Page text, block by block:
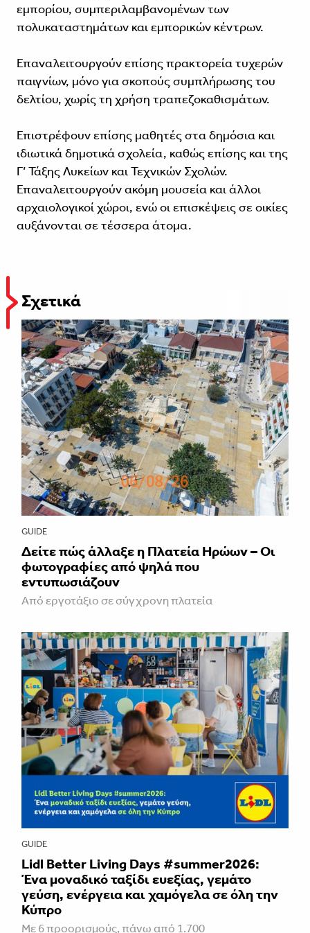
εμπορίου, συμπεριλαμβανομένων των
πολυκαταστημάτων και εμπορικών κέντρων.
Επαναλειτουργούν επίσης πρακτορεία τυχερών
παιγνίων, μόνο για σκοπούς συμπλήρωσης του
δελτίου, χωρίς τη χρήση τραπεζοκαθισμάτων.
Επιστρέφουν επίσης μαθητές στα δημόσια και
ιδιωτικά δημοτικά σχολεία, καθώς επίσης και της
Γ’ Τάξης Λυκείων και Τεχνικών Σχολών.
Επαναλειτουργούν ακόμη μουσεία και άλλοι
αρχαιολογικοί χώροι, ενώ οι επισκέψεις σε οικίες
αυξάνονται σε τέσσερα άτoμα.
Σχετικά
GUIDE
Δείτε πώς άλλαξε η Πλατεία Ηρώων – Οι
φωτογραφίες από ψηλά που
εντυπωσιάζουν
Από εργοτάξιο σε σύγχρονη πλατεία
GUIDE
Lidl Better Living Days #summer2026:
Ένα μοναδικό ταξίδι ευεξίας, γεμάτο
γεύση, ενέργεια και χαμόγελα σε όλη την
Κύπρο
Με 6 προορισμούς, πάνω από 1.700